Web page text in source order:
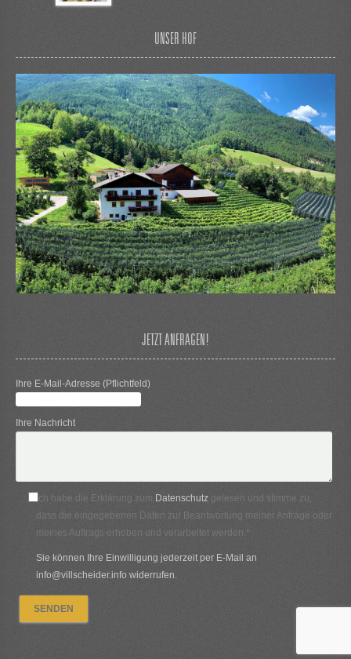
UNSER HOF
JETZT ANFRAGEN!
Ihre E-Mail-Adresse (Pflichtfeld)
Ihre Nachricht
Ich habe die Erklärung zum Datenschutz gelesen und stimme zu,
dass die eingegebenen Daten zur Beantwortung meiner Anfrage oder
meines Auftrags erhoben und verarbeitet werden.*
Sie können Ihre Einwilligung jederzeit per E-Mail an
info@villscheider.info widerrufen.